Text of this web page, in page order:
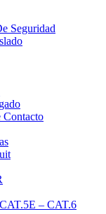
Seguridad
Contacto
– CAT.6